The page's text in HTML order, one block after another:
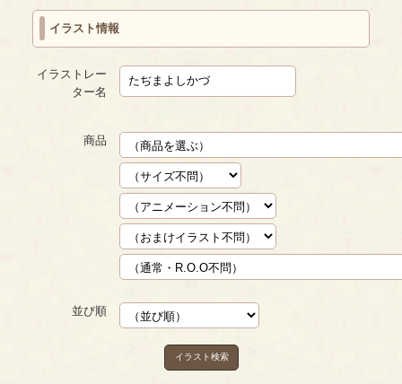
イラスト情報
イラストレー
ター名
商品
並び順
イラスト検索